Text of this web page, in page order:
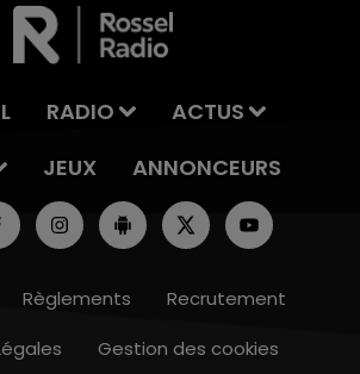
RADIO
ACTUS
JEUX ANNONCEURS
Règlements
Recrutement
Gestion des cookies